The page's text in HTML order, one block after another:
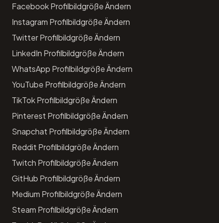
Facebook Profilbildgröße Ändern
Instagram Profilbildgröße Ändern
Twitter Profilbildgröße Ändern
LinkedIn Profilbildgröße Ändern
WhatsApp Profilbildgröße Ändern
YouTube Profilbildgröße Ändern
TikTok Profilbildgröße Ändern
Pinterest Profilbildgröße Ändern
Snapchat Profilbildgröße Ändern
Reddit Profilbildgröße Ändern
Twitch Profilbildgröße Ändern
GitHub Profilbildgröße Ändern
Medium Profilbildgröße Ändern
Steam Profilbildgröße Ändern